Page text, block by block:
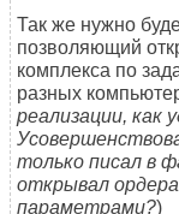
Так же нужно
позволяющий
комплекса по
разных
реализации, как
только писал в
открывал
параметрами?)